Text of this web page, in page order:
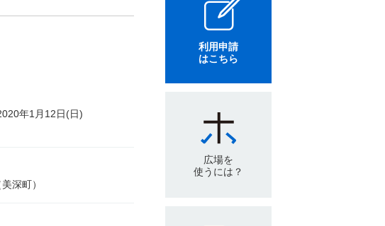
年1月12日(日)
深町）
利用申請
はこちら
広場を
使うには？